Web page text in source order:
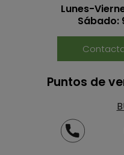
Lunes-
Sábado:
Puntos de